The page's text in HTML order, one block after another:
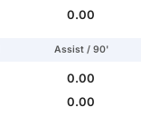
0.00
Assist / 90'
0.00
0.00